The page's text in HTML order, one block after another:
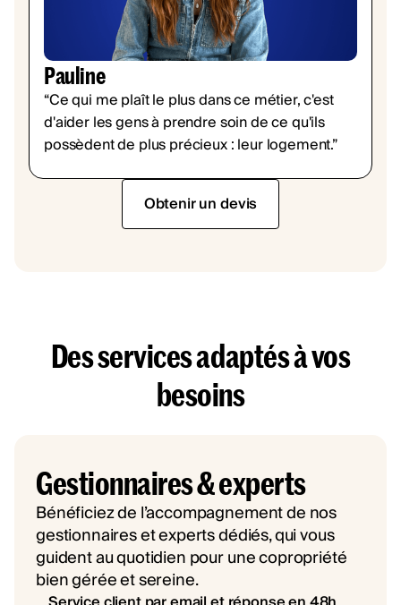
Pauline
“Ce qui me plaît le plus dans ce métier, c'est
d'aider les gens à prendre soin de ce qu'ils
possèdent de plus précieux : leur logement.”
Obtenir un devis
Des services adaptés à vos
besoins
Gestionnaires & experts
Bénéficiez de l’accompagnement de nos
gestionnaires et experts dédiés, qui vous
guident au quotidien pour une copropriété
bien gérée et sereine.